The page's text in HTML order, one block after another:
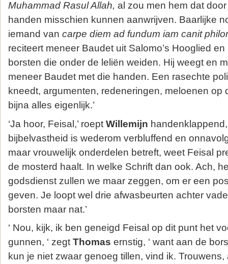
Muhammad Rasul Allah, al zou men hem dat
handen misschien kunnen aanwrijven. Baarlijke
iemand van carpe diem ad fundum iam canit
reciteert meneer Baudet uit Salomo’s Hooglied
borsten die onder de leliën weiden. Hij weegt en
meneer Baudet met die handen. Een rasechte
kneedt, argumenten, redeneringen, meloenen
bijna alles eigenlijk.’
‘Ja hoor, Feisal,’ roept Willemijn
bijbelvastheid is wederom verbluffend en
maar vrouwelijk onderdelen betreft, weet Feisal
de mosterd haalt. In welke Schrift dan ook. Ach,
godsdienst zullen we maar zeggen, om er een
geven. Je loopt wel drie afwasbeurten achter
borsten maar nat.’
‘ Nou, kijk, ik ben geneigd Feisal op dit punt het
gunnen, ‘ zegt Thomas ernstig, ‘ want aan de
kun je niet zwaar genoeg tillen, vind ik.